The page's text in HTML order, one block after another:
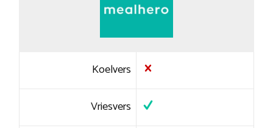
Koelvers
Vriesvers